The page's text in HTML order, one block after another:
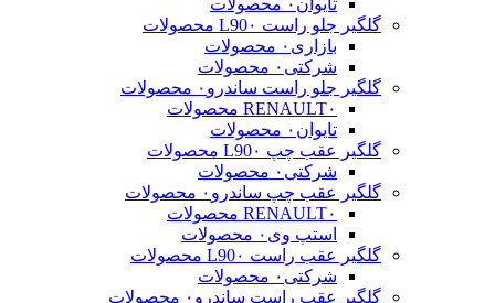
گلگیر جلو راست L90 ۰ محصولات
بازاری ۰ محصولات
شرکتی ۰ محصولات
گلگیر جلو راست ساندرو ۰ محصولات
RENAULT۰ محصولات
تایوان ۰ محصولات
گلگیر عقب چپ L90 ۰ محصولات
شرکتی ۰ محصولات
گلگیر عقب چپ ساندرو ۰ محصولات
RENAULT۰ محصولات
استپ وی ۰ محصولات
گلگیر عقب راست L90 ۰ محصولات
شرکتی ۰ محصولات
گلگیر عقب راست ساندرو ۰ محصولات